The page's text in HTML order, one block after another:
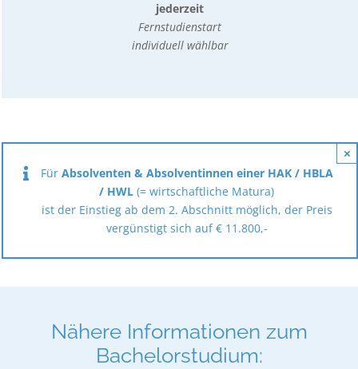
jederzeit
Fernstudienstart
individuell wählbar
Für Absolventen & Absolventinnen einer HAK / HBLA
/ HWL (= wirtschaftliche Matura)
ist der Einstieg ab dem 2. Abschnitt möglich, der Preis
vergünstigt sich auf € 11.800,-
×
Nähere Informationen zum
Bachelorstudium: